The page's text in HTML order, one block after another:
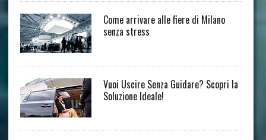
Come arrivare alle fiere di Milano
senza stress
Vuoi Uscire Senza Guidare? Scopri la
Soluzione Ideale!